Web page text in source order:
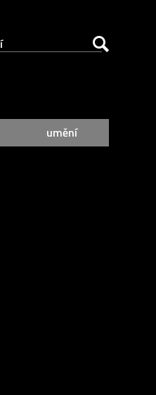
umění